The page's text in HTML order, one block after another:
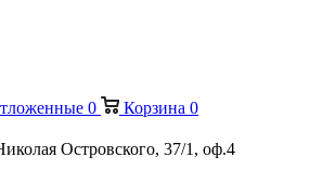
0 Корзина 0
Островского, 37/1, оф.4